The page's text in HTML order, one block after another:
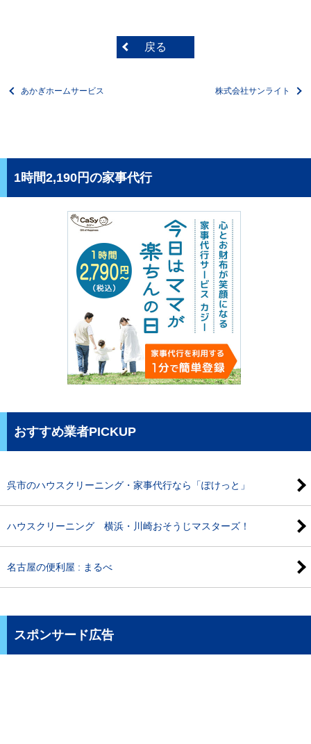
戻る
あかぎホームサービス 株式会社サンライト
1時間2,190円の家事代行
おすすめ業者PICKUP
呉市のハウスクリーニング・家事代行なら「ぽけっと」
ハウスクリーニング 横浜・川崎おそうじマスターズ！
名古屋の便利屋 : まるべ
スポンサード広告